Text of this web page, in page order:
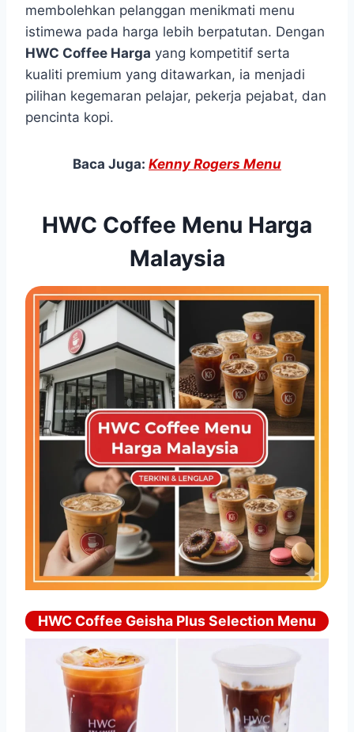
membolehkan pelanggan menikmati menu
istimewa pada harga lebih berpatutan. Dengan
HWC Coffee Harga yang kompetitif serta
kualiti premium yang ditawarkan, ia menjadi
pilihan kegemaran pelajar, pekerja pejabat, dan
pencinta kopi.
Baca Juga: Kenny Rogers Menu
HWC Coffee Menu Harga
Malaysia
HWC Coffee Geisha Plus Selection Menu